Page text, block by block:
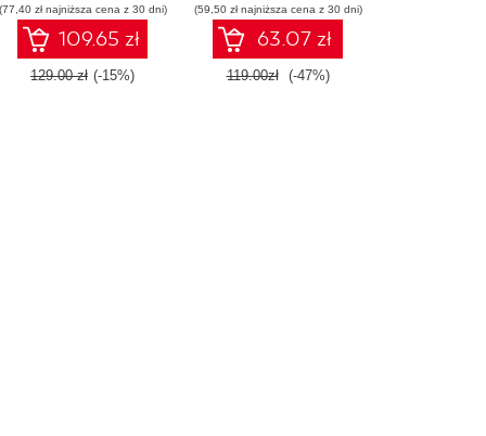
zł najniższa cena z 30 dni)
109.65 zł
129.00 zł (-15%)
(59,50 zł najniższa cena z 30 dni)
63.07 zł
119.00zł (-47%)